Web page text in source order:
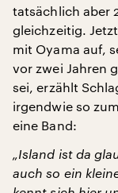
tatsächlich aber
gleichzeitig.
mit Oyama auf,
vor zwei Jahren
sei, erzählt
irgendwie so
eine Band:
„Island ist da
auch so ein